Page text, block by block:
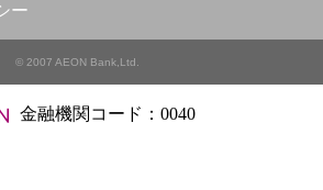
ー
© 2007 AEON Bank,Ltd.
金融機関コード：0040